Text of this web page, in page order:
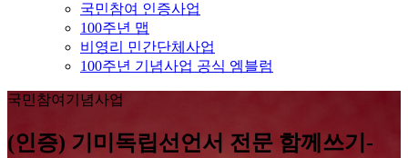
국민참여 인증사업
100주년 맵
비영리 민간단체사업
100주년 기념사업 공식 엠블럼
국민참여기념사업
(인증) 기미독립선언서 전문 함께쓰기-